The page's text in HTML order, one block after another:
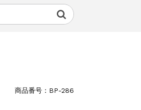
商品番号：BP-286